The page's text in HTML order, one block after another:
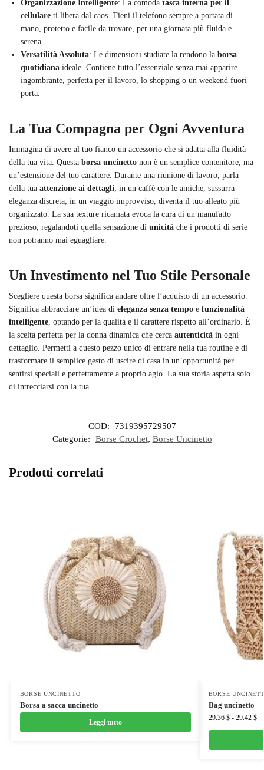
Organizzazione Intelligente: La comoda tasca interna per il
cellulare ti libera dal caos. Tieni il telefono sempre a portata di
mano, protetto e facile da trovare, per una giornata più fluida e
serena.
Versatilità Assoluta: Le dimensioni studiate la rendono la borsa
quotidiana ideale. Contiene tutto l’essenziale senza mai apparire
ingombrante, perfetta per il lavoro, lo shopping o un weekend fuori
porta.
La Tua Compagna per Ogni Avventura
Immagina di avere al tuo fianco un accessorio che si adatta alla fluidità
della tua vita. Questa borsa uncinetto non è un semplice contenitore, ma
un’estensione del tuo carattere. Durante una riunione di lavoro, parla
della tua attenzione ai dettagli; in un caffè con le amiche, sussurra
eleganza discreta; in un viaggio improvviso, diventa il tuo alleato più
organizzato. La sua texture ricamata evoca la cura di un manufatto
prezioso, regalandoti quella sensazione di unicità che i prodotti di serie
non potranno mai eguagliare.
Un Investimento nel Tuo Stile Personale
Scegliere questa borsa significa andare oltre l’acquisto di un accessorio.
Significa abbracciare un’idea di eleganza senza tempo e funzionalità
intelligente, optando per la qualità e il carattere rispetto all’ordinario. È
la scelta perfetta per la donna dinamica che cerca autenticità in ogni
dettaglio. Permetti a questo pezzo unico di entrare nella tua routine e di
trasformare il semplice gesto di uscire di casa in un’opportunità per
sentirsi speciali e perfettamente a proprio agio. La sua storia aspetta solo
di intrecciarsi con la tua.
COD:
7319395729507
Categorie:
Borse Crochet, Borse Uncinetto
Prodotti correlati
BORSE UNCINETTO
Borsa a sacca uncinetto
Leggi tutto
BORSE
Bag uncinetto
29.36 $ - 29.42 $